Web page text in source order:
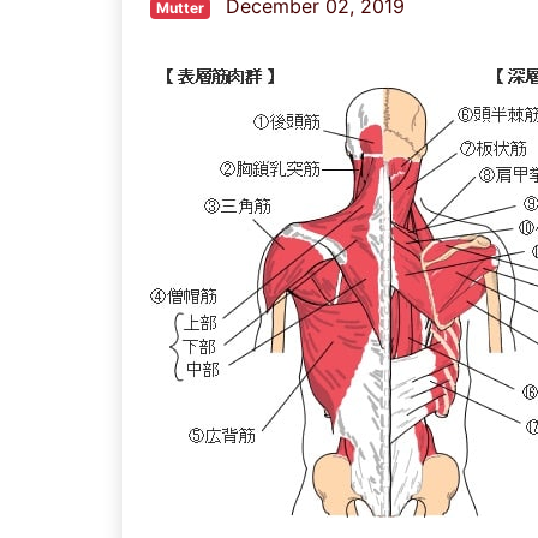
Mutter December 02, 2019